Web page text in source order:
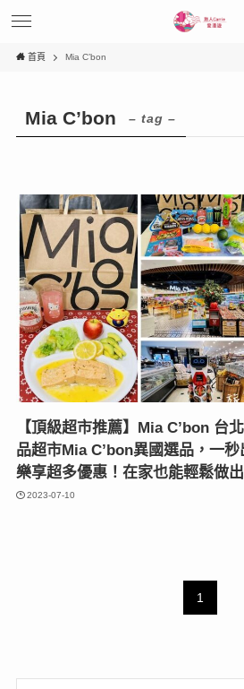
首頁 Mia C’bon
Mia C’bon – tag –
【頂級超市推薦】Mia C’bon 台
品超市Mia C’bon異國選品，一秒
樂享超多優惠！在家也能輕鬆做
2023-07-10
1